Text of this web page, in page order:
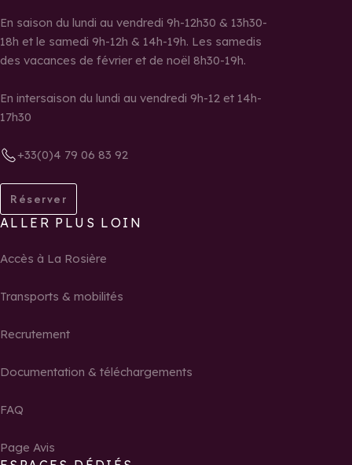
En saison du lundi au vendredi 9h-12h30 & 13h30-
18h et le samedi 9h-12h & 14h-19h. Les samedis
des vacances de février et de noël 8h30-19h.
En intersaison du lundi au vendredi 9h-12 et 14h-
17h30
+33(0)4 79 06 83 92
Réserver
ALLER PLUS LOIN
Accès à La Rosière
Transports & mobilités
Recrutement
Documentation & téléchargements
FAQ
Page Avis